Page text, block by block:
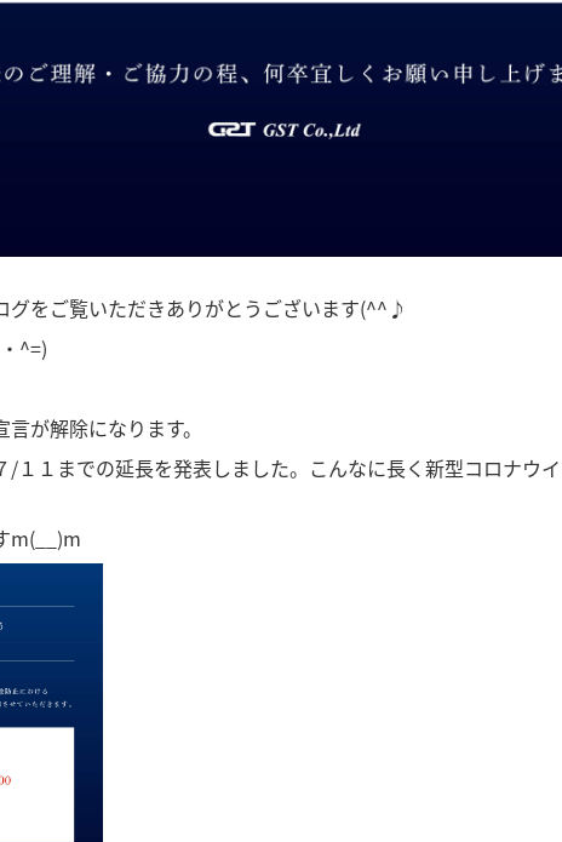
グをご覧いただきありがとうございます(^^♪
^=)
が解除になります。
１１までの延長を発表しました。こんなに長く新型コロナウ
m(__)m